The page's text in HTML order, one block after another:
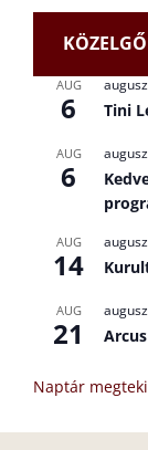
AUG
6 Tini
AUG
6
AUG
14
AUG
21
Naptár